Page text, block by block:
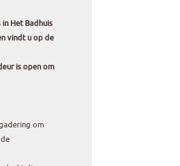
Het Badhuis
vindt u op de
is open om
om